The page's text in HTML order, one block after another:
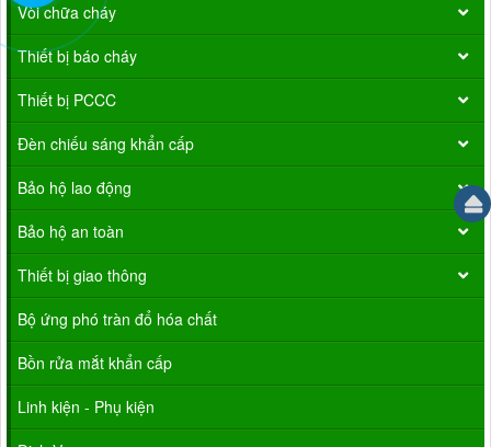
Vòi chữa cháy
Thiết bị báo cháy
Thiết bị PCCC
Đèn chiếu sáng khẩn cấp
Bảo hộ lao động
Bảo hộ an toàn
Thiết bị giao thông
Bộ ứng phó tràn đổ hóa chất
Bồn rửa mắt khẩn cấp
Linh kiện - Phụ kiện